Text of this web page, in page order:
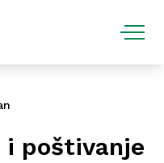
i poštivanje